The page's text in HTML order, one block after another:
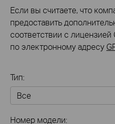
Если вы считаете, что
предоставить
соответствии с
по электронному адресу
Тип:
Номер модели: